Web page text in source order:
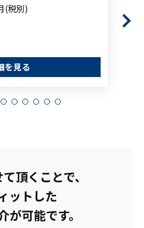
(税別)
を見る
頂くことで、
ットした
が可能です。